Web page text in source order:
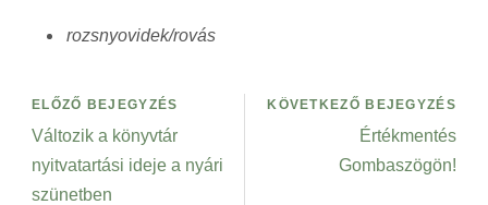
rozsnyovidek/rovás
ELŐZŐ BEJEGYZÉS
Változik a könyvtár
nyitvatartási ideje a nyári
szünetben
KÖVETKEZŐ BEJEGYZÉS
Értékmentés
Gombaszögön!